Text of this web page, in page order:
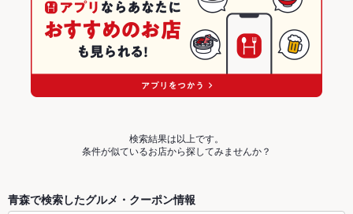
検索結果は以上です。
条件が似ているお店から探してみませんか？
青森で検索したグルメ・クーポン情報